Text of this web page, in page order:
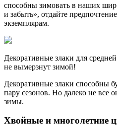
способны зимовать в наших
и забыть», отдайте
экземплярам.
Декоративные злаки для
не вымерзнут зимой!
Декоративные злаки способны
пару сезонов. Но далеко не все
зимы.
Хвойные и многолетние